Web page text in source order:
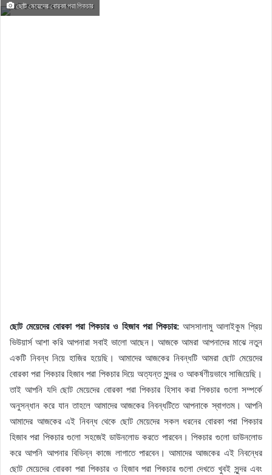
ছোট মেয়েদের বোরকা পরা পিকচার
ছোট মেয়েদের বোরকা পরা পিকচার ও হিজাব পরা পিকচার:আসসালামু আলাইকুম প্রিয়
ভিউয়ার্স আশা করি আপনারা সবাই ভালো আছেন। আজকে আমরা আপনাদের মাঝে নতুন
একটি নিবন্ধ নিয়ে হাজির হয়েছি। আমাদের আজকের নিবন্ধটি আমরা ছোট মেয়েদের
বোরকা পরা পিকচার হিজাব পরা পিকচার দিয়ে অত্যন্ত সুন্দর ও আকর্ষণীয়ভাবে সাজিয়েছি।
তাই আপনি যদি ছোট মেয়েদের বোরকা পরা পিকচার হিসাব করা পিকচার গুলো সম্পর্কে
অনুসন্ধান করে যান তাহলে আমাদের আজকের নিবন্ধটিতে আপনাকে স্বাগতম। আপনি
আমাদের আজকের এই নিবন্ধ থেকে ছোট মেয়েদের সকল ধরনের বোরকা পরা পিকচার
হিজাব পরা পিকচার গুলো সহজেই ডাউনলোড করতে পারবেন। পিকচার গুলো ডাউনলোড
করে আপনি আপনার বিভিন্ন কাজে লাগাতে পারবেন। আমাদের আজকের এই নিবন্ধের
ছোট মেয়েদের বোরকা পরা পিকচার ও হিজাব পরা পিকচার গুলো দেখতে খুবই সুন্দর এবং